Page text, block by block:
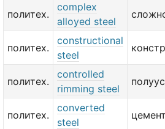
политех.
complex
alloyed steel
политех.
constructional
steel
политех.
controlled
rimming steel
политех.
converted
steel